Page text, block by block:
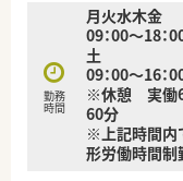
勤務
時間
月火水木金
09：00～18：
土
09：00～16：
※休憩 実働6
60分
※上記時間内
形労働時間制